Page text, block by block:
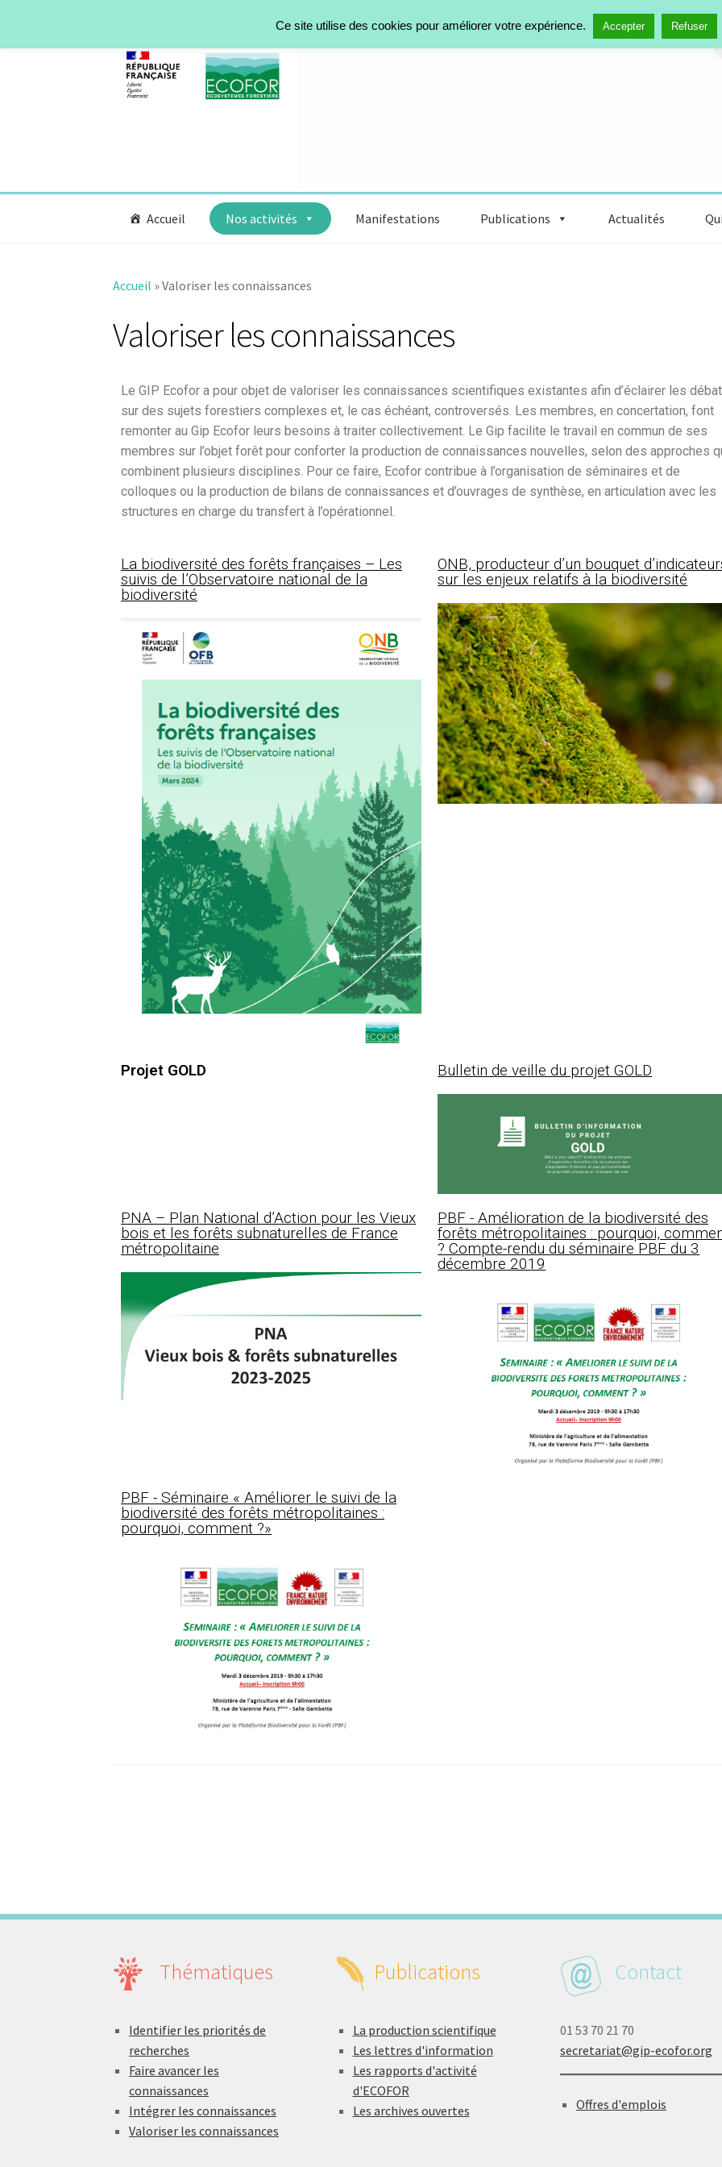
Accueil Nos activités Manifestations Publications Actualités
Accueil »Valoriser les connaissances
Valoriser les connaissances
Le GIP Ecofor a pour objet de valoriser les connaissances scientifiques existantes afin d’éclairer les
sur des sujets forestiers complexes et, le cas échéant, controversés. Les membres, en concertation, font
remonter au Gip Ecofor leurs besoins à traiter collectivement. Le Gip facilite le travail en commun de ses
membres sur l’objet forêt pour conforter la production de connaissances nouvelles, selon des approches
combinent plusieurs disciplines. Pour ce faire, Ecofor contribue à l’organisation de séminaires et de
colloques ou la production de bilans de connaissances et d’ouvrages de synthèse, en articulation avec les
structures en charge du transfert à l’opérationnel.
La biodiversité des forêts françaises – Les
suivis de l’Observatoire national de la
biodiversité
ONB, producteur d’un bouquet
sur les enjeux relatifs à la biodiversité
Projet GOLD Bulletin de veille du projet GOLD
PNA – Plan National d’Action pour les Vieux
bois et les forêts subnaturelles de France
métropolitaine
PBF - Amélioration de la biodiversité des
forêts métropolitaines : pourquoi,
? Compte-rendu du séminaire PBF du 3
décembre 2019
PBF - Séminaire « Améliorer le suivi de la
biodiversité des forêts métropolitaines :
pourquoi, comment ?»
Thématiques
Identifier les priorités de
recherches
Faire avancer les
connaissances
Intégrer les connaissances
Valoriser les connaissances
Publications
La production scientifique
Les lettres d'information
Les rapports d'activité
d'ECOFOR
Les archives ouvertes
Contact
01 53 70 21 70
secretariat@gip-ecofor.org
Offres d'emplois
Ce site utilise des cookies pour améliorer votre expérience. Accepter Refuser